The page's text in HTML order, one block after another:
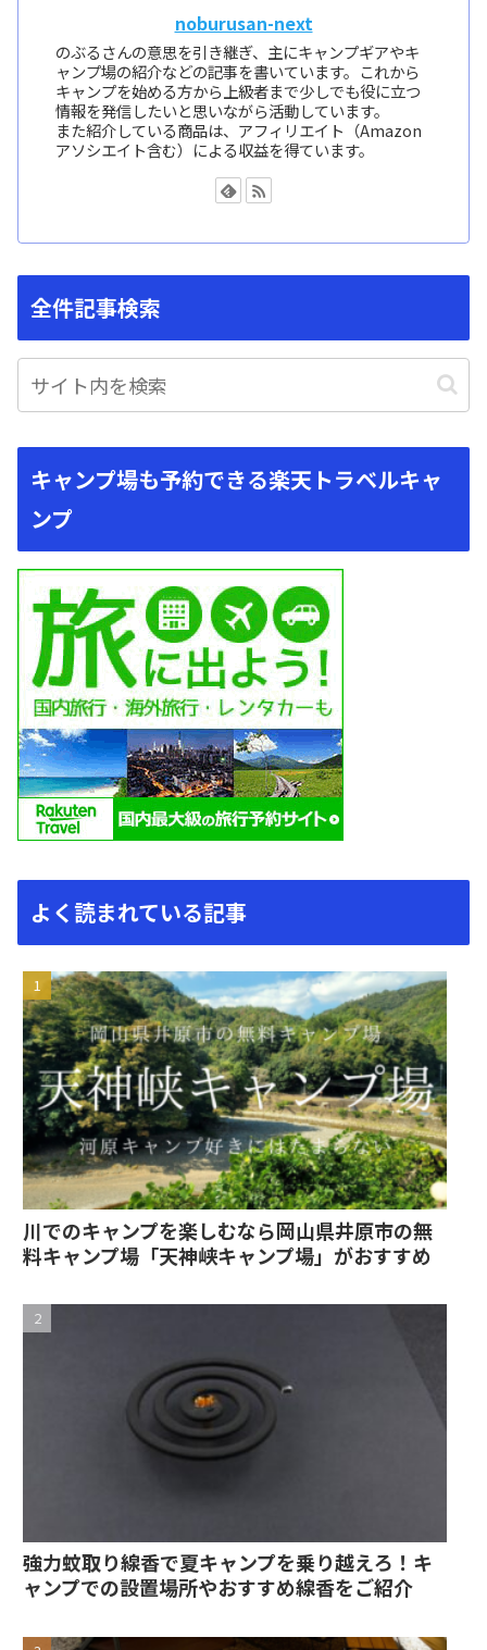
noburusan-next
のぶるさんの意思を引き継ぎ、主にキャンプギアやキ
ャンプ場の紹介などの記事を書いています。これから
キャンプを始める方から上級者まで少しでも役に立つ
情報を発信したいと思いながら活動しています。
また紹介している商品は、アフィリエイト（Amazon
アソシエイト含む）による収益を得ています。
全件記事検索
キャンプ場も予約できる楽天トラベルキャ
ンプ
よく読まれている記事
川でのキャンプを楽しむなら岡山県井原市の無
料キャンプ場「天神峡キャンプ場」がおすすめ
強力蚊取り線香で夏キャンプを乗り越えろ！キ
ャンプでの設置場所やおすすめ線香をご紹介